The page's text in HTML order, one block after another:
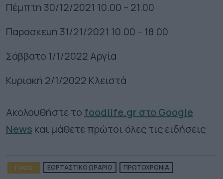
Πέμπτη 30/12/2021 10.00 – 21.00
Παρασκευή 31/21/2021 10.00 – 18.00
Σάββατο 1/1/2022 Αργία
Κυριακή 2/1/2022 Κλειστά
Ακολουθήστε το foodlife.gr στο Google
News και μάθετε πρώτοι όλες τις ειδήσεις
TAGS: ΕΟΡΤΑΣΤΙΚΟ ΩΡΑΡΙΟ ΠΡΩΤΟΧΡΟΝΙΑ